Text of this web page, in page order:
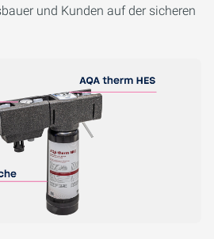
und Kunden auf der sicheren